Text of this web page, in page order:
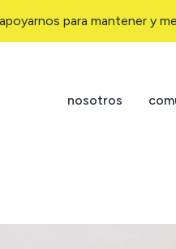
para mantener y
nosotros